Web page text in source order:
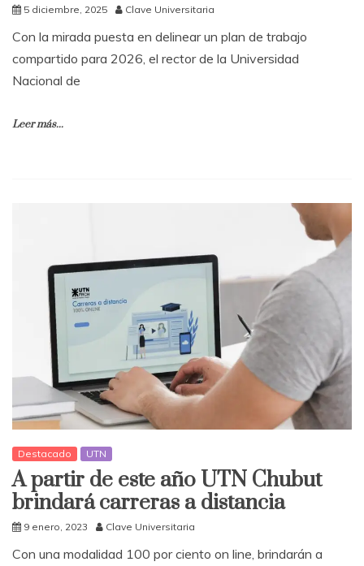
5 diciembre, 2025 Clave Universitaria
Con la mirada puesta en delinear un plan de trabajo
compartido para 2026, el rector de la Universidad
Nacional de
Leer más...
Destacado UTN
A partir de este año UTN Chubut
brindará carreras a distancia
9 enero, 2023 Clave Universitaria
Con una modalidad 100 por ciento on line, brindarán a